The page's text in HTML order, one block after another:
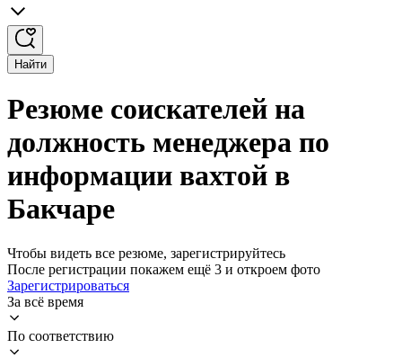
Найти
Резюме соискателей на
должность менеджера по
информации вахтой в
Бакчаре
Чтобы видеть все резюме, зарегистрируйтесь
После регистрации покажем ещё 3 и откроем фото
Зарегистрироваться
За всё время
По соответствию